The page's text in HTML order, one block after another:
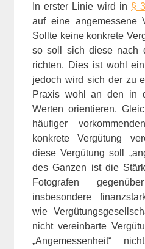
In erster Linie wird in §
auf eine angemessene
Sollte keine konkrete
so soll sich diese nach
richten. Dies ist wohl
jedoch wird sich der zu
Praxis wohl an den in
Werten orientieren.
häufiger
konkrete Vergütung
diese Vergütung soll
des Ganzen ist die
Fotografen
insbesondere
wie
nicht vereinbarte
„Angemessenheit“